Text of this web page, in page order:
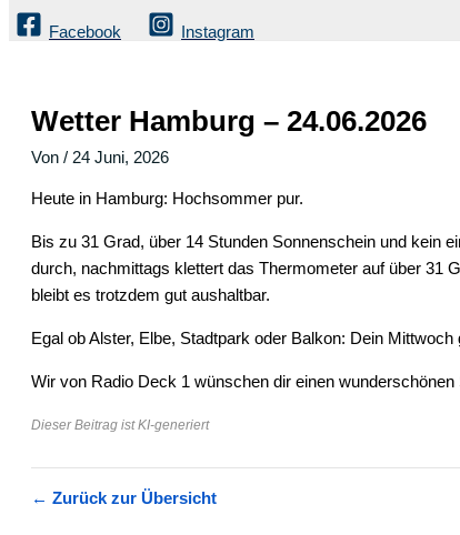
Facebook Instagram
Wetter Hamburg – 24.06.2026
Von / 24 Juni, 2026
Heute in Hamburg: Hochsommer pur.
Bis zu 31 Grad, über 14 Stunden Sonnenschein und kein
durch, nachmittags klettert das Thermometer auf über 31
bleibt es trotzdem gut aushaltbar.
Egal ob Alster, Elbe, Stadtpark oder Balkon: Dein
Wir von Radio Deck 1 wünschen dir einen
Dieser Beitrag ist KI-generiert
← Zurück zur Übersicht